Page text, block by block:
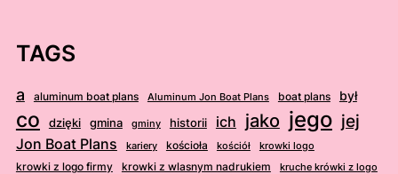
TAGS
a aluminum boat plans Aluminum Jon Boat Plans boat plans był
co dzięki gmina gminy historii ich jako jego jej
Jon Boat Plans kariery kościoła kościół krowki logo
krowki z logo firmy krowki z wlasnym nadrukiem kruche krówki z logo